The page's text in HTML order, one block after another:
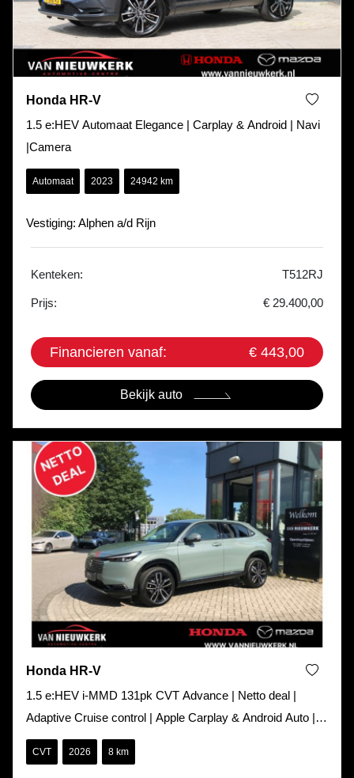
Honda HR-V
1.5 e:HEV Automaat Elegance | Carplay & Android | Navi
|Camera
Automaat 2023 24942 km
Vestiging: Alphen a/d Rijn
Kenteken: T512RJ
Prijs: € 29.400,00
Financieren vanaf: € 443,00
Bekijk auto
Honda HR-V
1.5 e:HEV i-MMD 131pk CVT Advance | Netto deal |
Adaptive Cruise control | Apple Carplay & Android Auto |
Blind spot | 8 jaar Fa
CVT 2026 8 km